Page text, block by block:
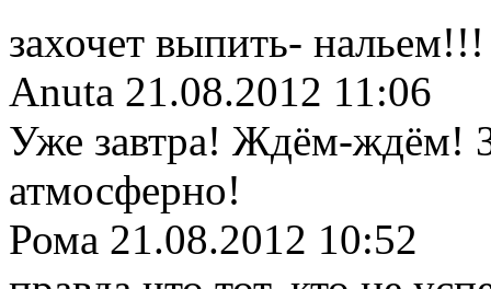
захочет выпить-
Anuta 21.08.2012 11:06
Уже завтра! Ждём-ждём!
атмосферно!
Рома 21.08.2012 10:52